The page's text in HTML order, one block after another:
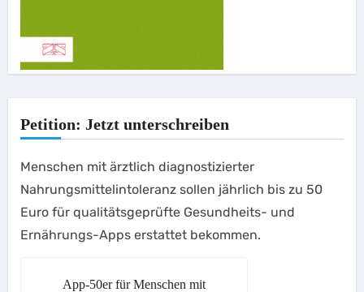
Petition: Jetzt unterschreiben
Menschen mit ärztlich diagnostizierter
Nahrungsmittelintoleranz sollen jährlich bis zu 50
Euro für qualitätsgeprüfte Gesundheits- und
Ernährungs-Apps erstattet bekommen.
App-50er für Menschen mit